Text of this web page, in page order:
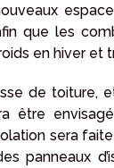
que les
en hiver et
de toiture,
être
sera
panneaux